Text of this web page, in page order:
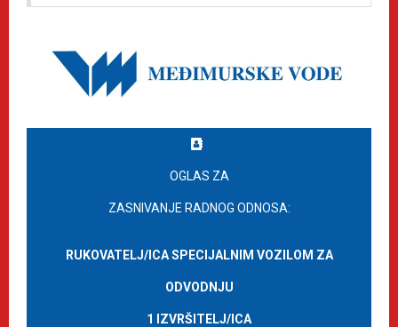
OGLAS ZA
ZASNIVANJE RADNOG ODNOSA:
RUKOVATELJ/ICA SPECIJALNIM VOZILOM ZA
ODVODNJU
1 IZVRŠITELJ/ICA